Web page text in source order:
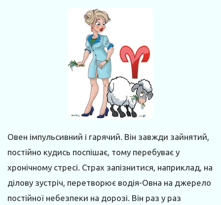
Овен імпульсивний і гарячий. Він завжди зайнятий,
постійно кудись поспішає, тому перебуває у
хронічному стресі. Страх запізнитися, наприклад, на
ділову зустріч, перетворює водія-Овна на джерело
постійної небезпеки на дорозі. Він раз у раз